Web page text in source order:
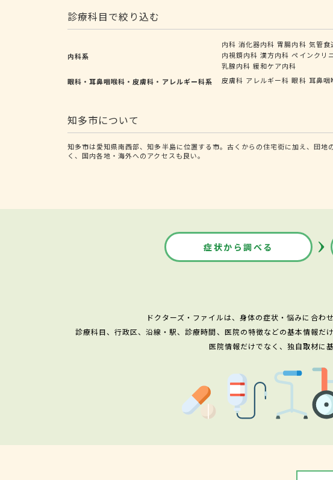
診療科目で絞り込む
内科系
内科 消化器内科 胃腸内科 気管食
内視鏡内科 漢方内科 ペインクリ
乳腺内科 緩和ケア内科
眼科・耳鼻咽喉科・皮膚科・アレルギー科系
皮膚科 アレルギー科 眼科 耳鼻咽
知多市について
知多市は愛知県南西部、知多半島に位置する市。古くからの住宅街に加え、団
く、国内各地・海外へのアクセスも良い。
症状から調べる
ドクターズ・ファイルは、身体の症状・悩みに合わ
診療科目、行政区、沿線・駅、診療時間、医院の特徴などの基本情報だ
医院情報だけでなく、独自取材に